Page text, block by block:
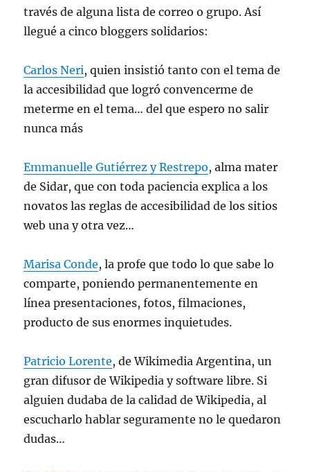
través de alguna lista de correo o grupo. Así
llegué a cinco bloggers solidarios:
Carlos Neri, quien insistió tanto con el tema de
la accesibilidad que logró convencerme de
meterme en el tema… del que espero no salir
nunca más
Emmanuelle Gutiérrez y Restrepo, alma mater
de Sidar, que con toda paciencia explica a los
novatos las reglas de accesibilidad de los sitios
web una y otra vez…
Marisa Conde, la profe que todo lo que sabe lo
comparte, poniendo permanentemente en
línea presentaciones, fotos, filmaciones,
producto de sus enormes inquietudes.
Patricio Lorente, de Wikimedia Argentina, un
gran difusor de Wikipedia y software libre. Si
alguien dudaba de la calidad de Wikipedia, al
escucharlo hablar seguramente no le quedaron
dudas…